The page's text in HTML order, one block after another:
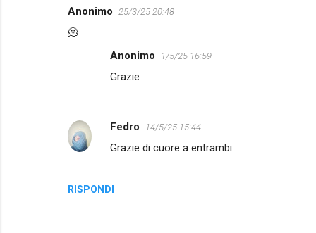
Anonimo 25/3/25 20:48
🫠
RISPONDI
Anonimo 1/5/25 16:59
Grazie
Fedro 14/5/25 15:44
Grazie di cuore a entrambi